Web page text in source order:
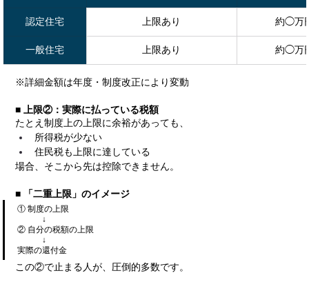
認定住宅 上限あり 約◯万
一般住宅 上限あり 約◯万
※詳細金額は年度・制度改正により変動
■ 上限②：実際に払っている税額
たとえ制度上の上限に余裕があっても、
所得税が少ない
住民税も上限に達している
場合、そこから先は控除できません。
■ 「二重上限」のイメージ
① 制度の上限
↓
② 自分の税額の上限
↓
実際の還付金
この②で止まる人が、圧倒的多数です。